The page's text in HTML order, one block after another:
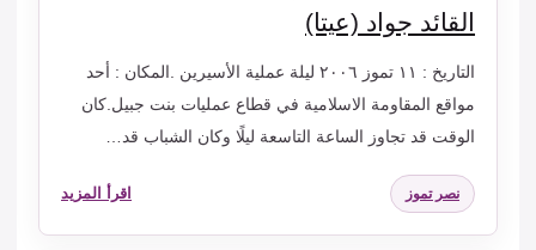
القائد جواد (عيتا)
التاريخ : ١١ تموز ٢٠٠٦ ليلة عملية الأسيرين .المكان : أحد
مواقع المقاومة الاسلامية في قطاع عمليات بنت جبيل.كان
الوقت قد تجاوز الساعة التاسعة ليلًا وكان الشباب قد…
نصر تموز اقرأ المزيد